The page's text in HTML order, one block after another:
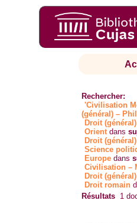
Rechercher:
'Civilisation
(général) –
Droit
Orientdans
Droit
Science
Europe dans
Civilisation –
Droit
Droit romain
Résultats 1